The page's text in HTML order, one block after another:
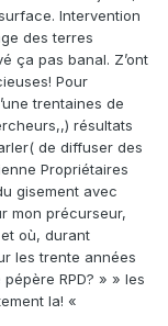
Intervention
des terres
ça pas banal. Z’ont
Pour
trentaines de
résultats
de diffuser des
Propriétaires
gisement avec
mon précurseur,
où, durant
les trente années
RPD? » » les
la! «